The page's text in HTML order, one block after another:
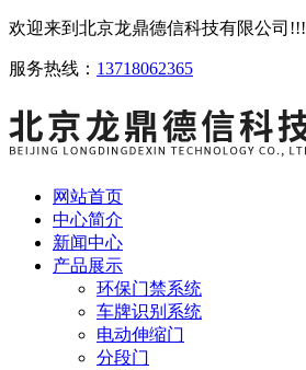
欢迎来到北京龙鼎德信科技有限公司!!!
服务热线： 13718062365
网站首页
中心简介
新闻中心
产品展示
环保门禁系统
车牌识别系统
电动伸缩门
分段门